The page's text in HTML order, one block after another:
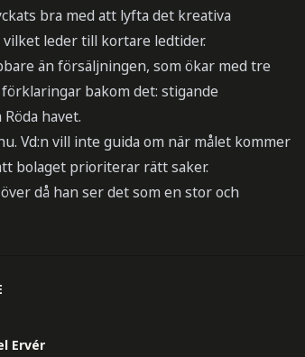
bra med att lyfta det kreativa
leder till kortare ledtider.
än försäljningen, som ökar med tre
bakom det: stigande
havet.
Vd:n vill inte guida om när målet kommer
bolaget prioriterar rätt saker.
då han ser det som en stor och
Ervér